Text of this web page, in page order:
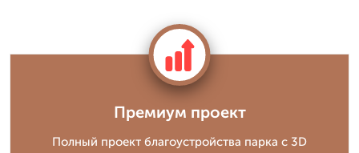
Премиум проект
Полный проект благоустройства парка с 3D